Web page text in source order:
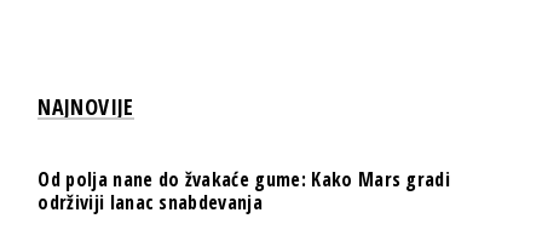
NAJNOVIJE
Od polja nane do žvakaće gume: Kako Mars gradi
održiviji lanac snabdevanja